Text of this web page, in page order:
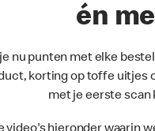
én
nu punten met elke
korting op toffe uitjes
met je eerste scan